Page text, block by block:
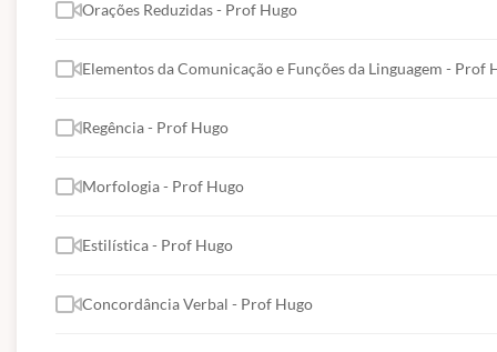
Orações Reduzidas - Prof Hugo
Elementos da Comunicação e Funções da Linguagem - Prof
Regência - Prof Hugo
Morfologia - Prof Hugo
Estilística - Prof Hugo
Concordância Verbal - Prof Hugo